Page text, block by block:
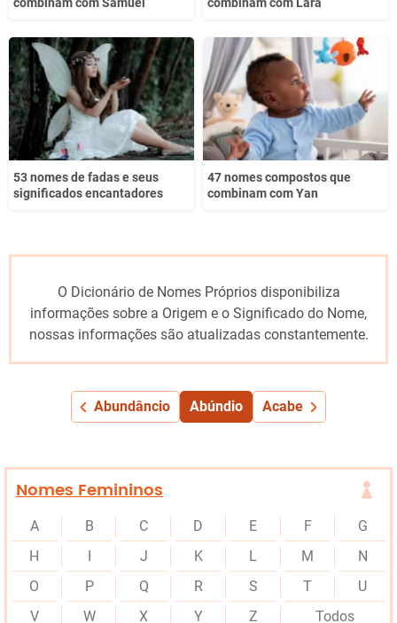
53 nomes de fadas e seus
significados encantadores
47 nomes compostos que
combinam com Yan
O Dicionário de Nomes Próprios disponibiliza
informações sobre a Origem e o Significado do Nome,
nossas informações são atualizadas constantemente.
Abundâncio Abúndio Acabe
Nomes Femininos
A B C D E F
G
H
J K L M
N
O
P Q R S T
U
V
W X Y Z Todos